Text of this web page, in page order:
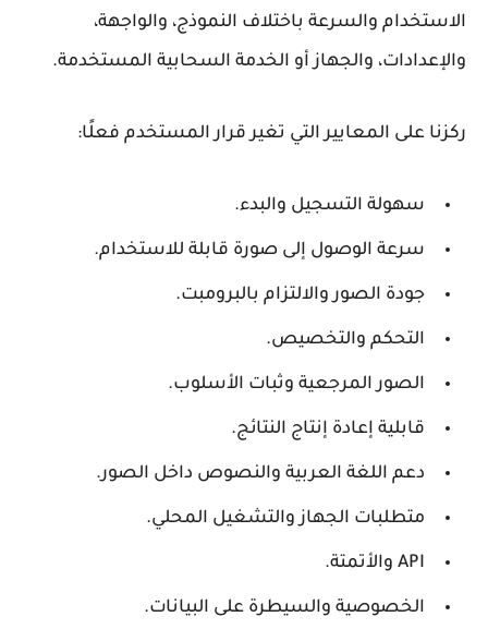
الاستخدام والسرعة باختلاف النموذج، والواجهة،
والإعدادات، والجهاز أو الخدمة السحابية المستخدمة.
ركزنا على المعايير التي تغير قرار المستخدم فعلًا:
سهولة التسجيل والبدء.
سرعة الوصول إلى صورة قابلة للاستخدام.
جودة الصور والالتزام بالبرومبت.
التحكم والتخصيص.
الصور المرجعية وثبات الأسلوب.
قابلية إعادة إنتاج النتائج.
دعم اللغة العربية والنصوص داخل الصور.
متطلبات الجهاز والتشغيل المحلي.
API والأتمتة.
الخصوصية والسيطرة على البيانات.